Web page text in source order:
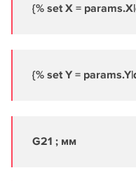
{% set X =
{% set Y =
G21 ; мм